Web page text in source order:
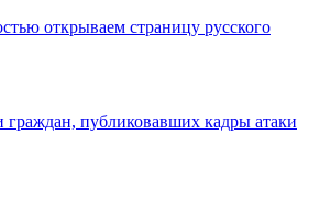
открываем страницу русского
публиковавших кадры атаки